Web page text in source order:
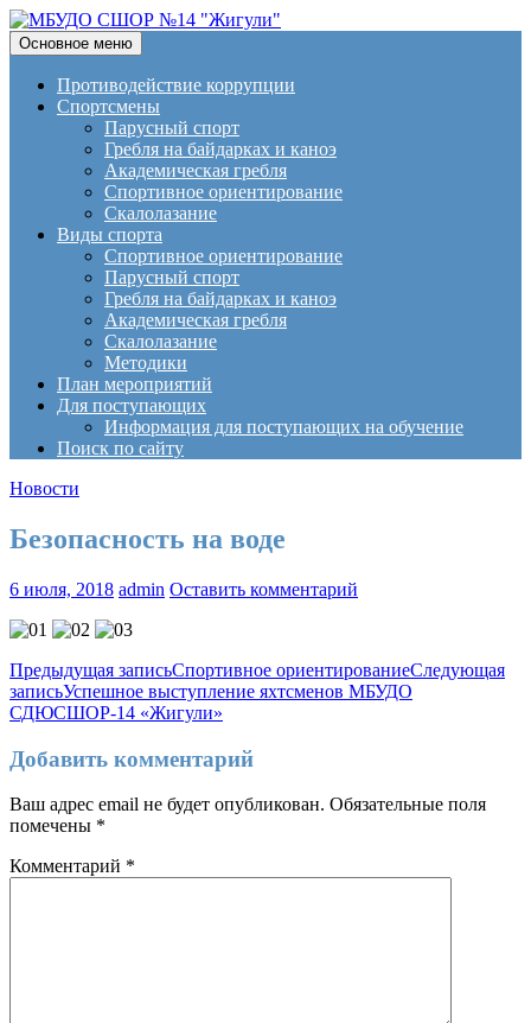
МБУДО СШОР №14
"Жигули"
Поиск
Основное меню Перейти
к
содержимому
Противодействие коррупции
Спортсмены
Парусный спорт
Гребля на байдарках и каноэ
Академическая гребля
Спортивное ориентирование
Скалолазание
Виды спорта
Спортивное ориентирование
Парусный спорт
Гребля на байдарках и каноэ
Академическая гребля
Скалолазание
Методики
План мероприятий
Для поступающих
Информация для поступающих на обучение
Поиск по сайту
Новости
Безопасность на воде
6 июля, 2018 admin Оставить комментарий
Навигация
по
Предыдущая записьСпортивное ориентированиеСледующая
записьУспешное выступление яхтсменов МБУДО
СДЮСШОР-14 «Жигули»
Добавить комментарий
Ваш адрес email не будет опубликован. Обязательные поля
помечены *
Комментарий *